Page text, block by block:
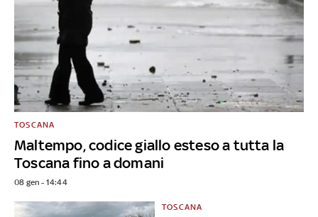
Maltempo, codice giallo esteso a tutta la
Toscana fino a domani
TOSCANA
08 gen - 14:44
TOSCANA